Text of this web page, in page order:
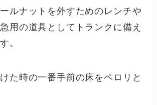
ルナットを外すためのレンチや
用の道具としてトランクに備え
。
た時の一番手前の床をペロリと